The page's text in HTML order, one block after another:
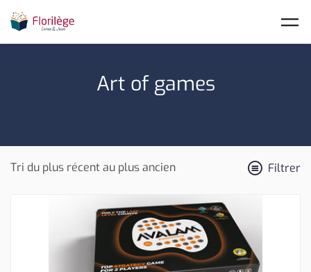
Art of games
Filtrer